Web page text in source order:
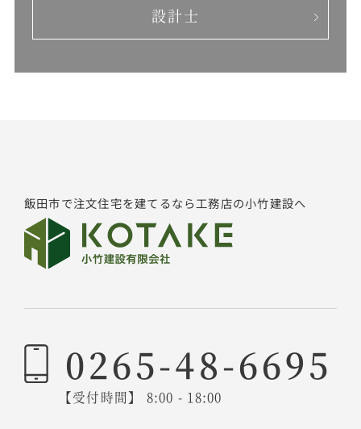
設計士
飯田市で注文住宅を建てるなら工務店の小竹建設へ
0265-48-6695
【受付時間】 8:00 - 18:00